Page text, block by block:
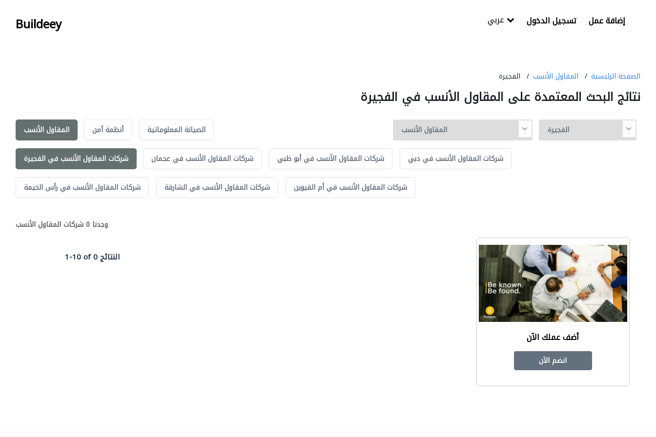
Buildeey تسجيل الدخول إضافة عمل
الصفحة الرئيسية المقاول الأنسب الفجيرة
نتائج البحث المعتمدة على المقاول الأنسب في الفجيرة
المقاول الأنسب أنظمة أمن الصيانة المعلوماتية
شركات المقاول الأنسب في الفجيرة شركات المقاول الأنسب في عجمان شركات المقاول الأنسب في أبو ظبي شركات المقاول الأنسب في دبي
شركات المقاول الأنسب في رأس الخيمة شركات المقاول الأنسب في الشارقة شركات المقاول الأنسب في أم القيوين
وجدنا 0 شركات المقاول الأنسب
1-10 of 0 النتائج
أضف عملك الآن
انضم الآن